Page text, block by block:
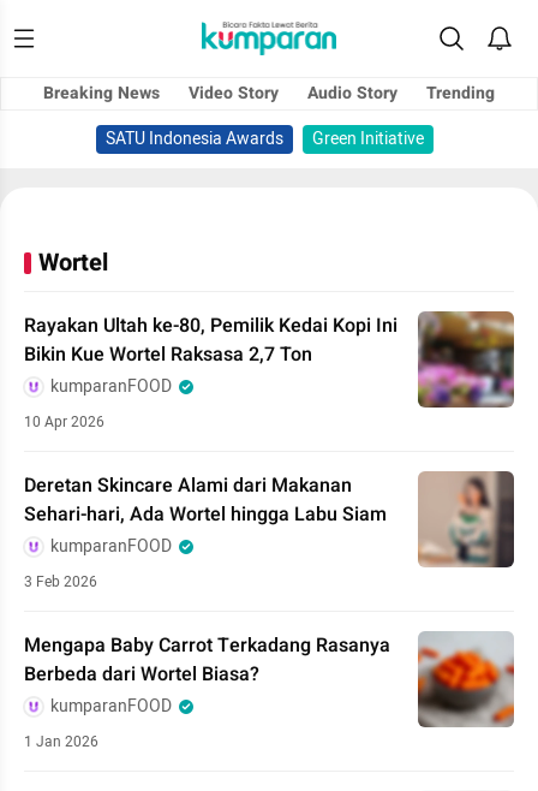
Breaking News Video Story Audio Story
Trending
SATU Indonesia Awards
Green Initiative
Wortel
Rayakan Ultah ke-80, Pemilik Kedai Kopi Ini
Bikin Kue Wortel Raksasa 2,7 Ton
kumparanFOOD
10 Apr 2026
Deretan Skincare Alami dari Makanan
Sehari-hari, Ada Wortel hingga Labu Siam
kumparanFOOD
3 Feb 2026
Mengapa Baby Carrot Terkadang Rasanya
Berbeda dari Wortel Biasa?
kumparanFOOD
1 Jan 2026